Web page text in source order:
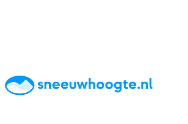
TipsReviewsLive updatesApp